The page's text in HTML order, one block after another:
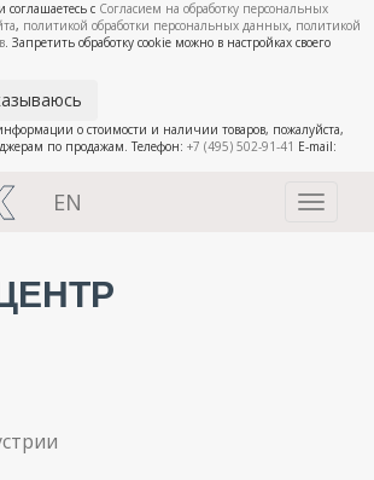
с Согласием на обработку персональных
, политикой обработки персональных данных, политикой
. Запретить обработку cookie можно в настройках своего
о стоимости и наличии товаров, пожалуйста,
по продажам. Телефон: +7 (495) 502-91-41 E-mail:
Toggle
EN